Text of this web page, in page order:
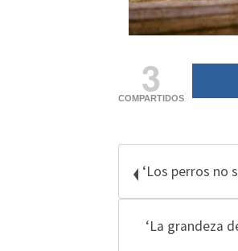
3
COMPARTIDOS
‘Los perros no
‘La grandeza